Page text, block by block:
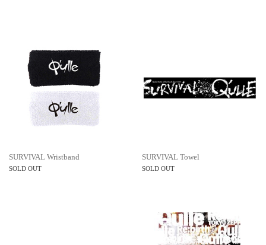
SURVIVAL Wristband
SOLD OUT
SURVIVAL Towel
SOLD OUT